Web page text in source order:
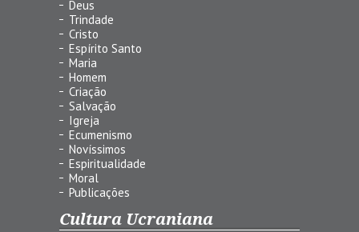
Deus
Trindade
Cristo
Espírito Santo
Maria
Homem
Criação
Salvação
Igreja
Ecumenismo
Novíssimos
Espiritualidade
Moral
Publicações
Cultura Ucraniana